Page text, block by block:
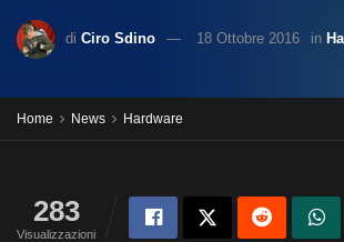
di Ciro Sdino 18 Ottobre 2016 in
Home News Hardware
283
Visualizzazioni